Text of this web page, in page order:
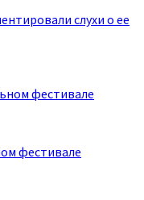
слухи о ее
фестивале